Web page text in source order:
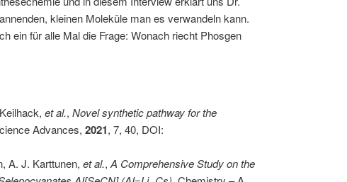
kleinen Moleküle man es verwandeln kann.
ein für alle Mal die Frage: Wonach riecht Phosgen
et al.,Novel synthetic pathway for the
Advances,2021, 7, 40, DOI:
A. J. Karttunen,et al.,A Comprehensive Study on the